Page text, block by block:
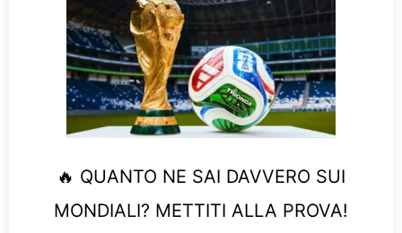
🔥 QUANTO NE SAI DAVVERO SUI
MONDIALI? METTITI ALLA PROVA!